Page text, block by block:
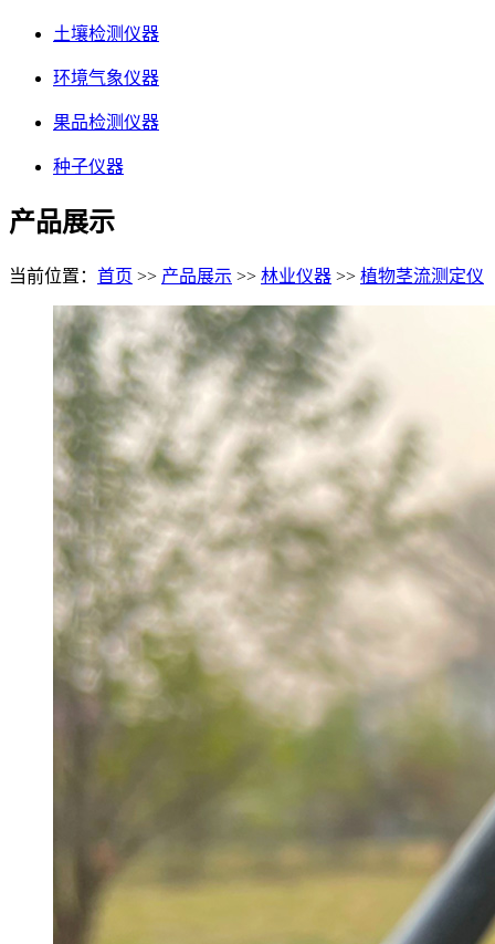
土壤检测仪器
环境气象仪器
果品检测仪器
种子仪器
产品展示
当前位置： 首页 >> 产品展示 >> 林业仪器 >> 植物茎流测定仪